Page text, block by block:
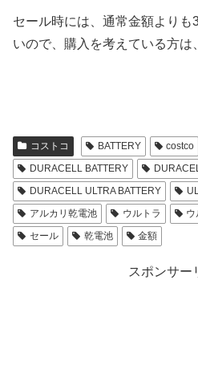
セール時には、通常金額より
いので、購入を考えている方は
コストコ BATTERY costco
DURACELL BATTERY
DURACELL ULTRA BATTERY
アルカリ乾電池
ウルトラ ウ
セール
乾電池 金額
スポンサー